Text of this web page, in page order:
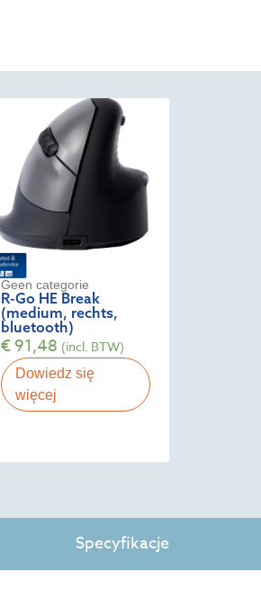
Geen categorie
R-Go HE Break
(medium, rechts,
bluetooth)
€91,48 (incl. BTW)
Dowiedz się
więcej
Specyfikacje